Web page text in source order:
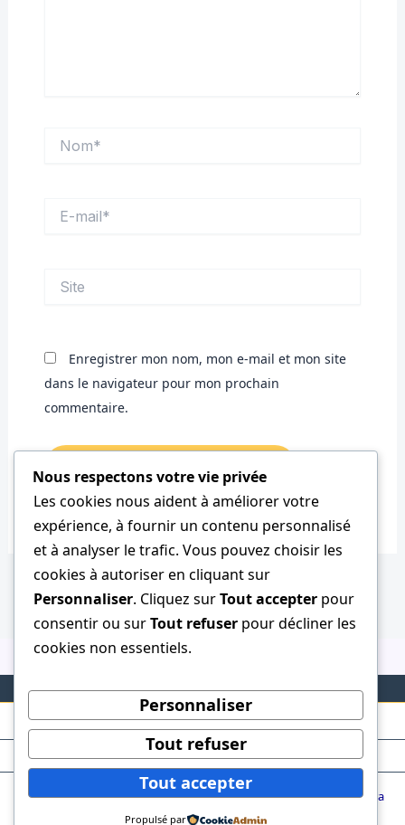
mail*
Enregistrer mon nom, mon e-mail et mon site
dans le navigateur pour mon prochain
commentaire.
Copyright © 2026 ClubTaurin | Powered byThème WordPress Astra
Nous respectons votre vie privée
Les cookies nous aident à améliorer votre
expérience, à fournir un contenu personnalisé
et à analyser le trafic. Vous pouvez choisir les
cookies à autoriser en cliquant sur
Personnaliser. Cliquez surTout accepter pour
consentir ou surTout refuser pour décliner les
cookies non essentiels.
Personnaliser
Tout refuser
Tout accepter
Propulsé par